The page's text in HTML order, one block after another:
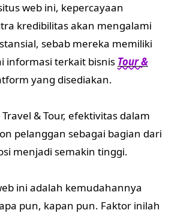
web ini, kepercayaan
kredibilitas akan mengalami
sebab mereka memiliki
informasi terkait bisnis Tour &
yang disediakan.
& Tour, efektivitas dalam
pelanggan sebagai bagian dari
menjadi semakin tinggi.
ini adalah kemudahannya
pun, kapan pun. Faktor inilah